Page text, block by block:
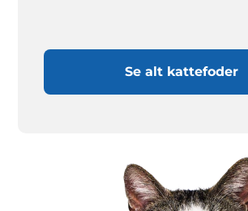
Se alt kattefoder